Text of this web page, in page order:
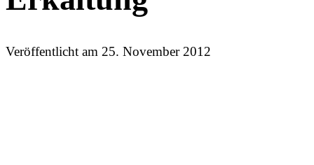
Veröffentlicht am 25. November 2012